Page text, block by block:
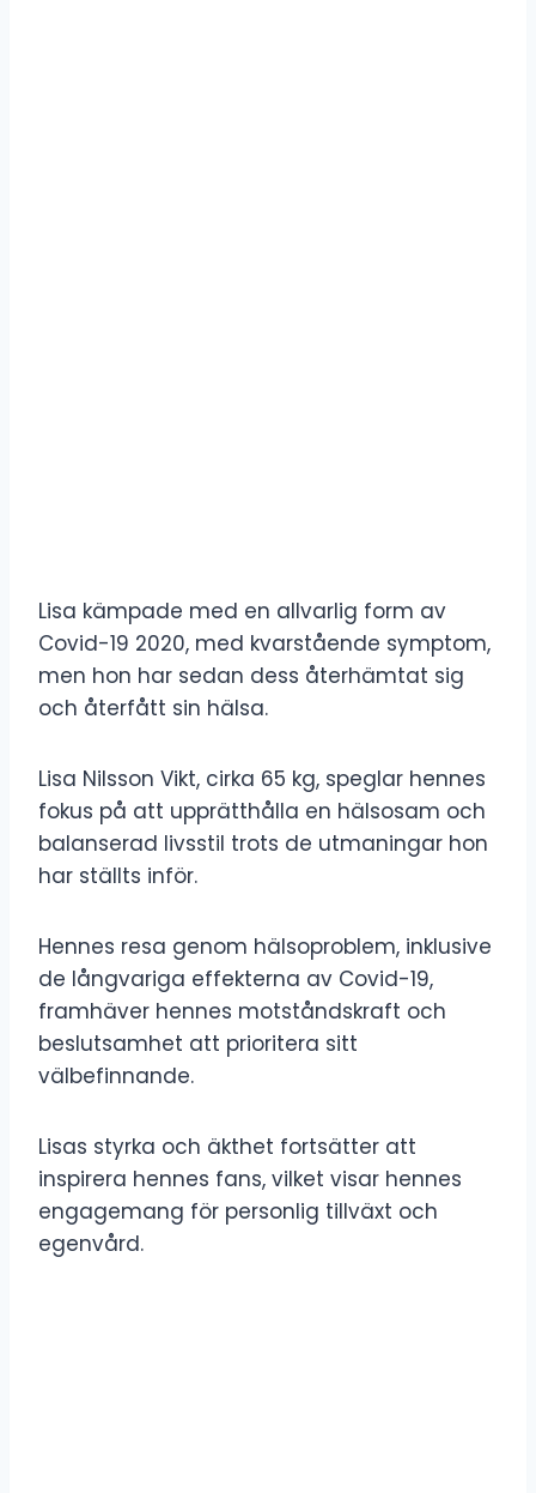
Lisa kämpade med en allvarlig form av
Covid-19 2020, med kvarstående symptom,
men hon har sedan dess återhämtat sig
och återfått sin hälsa.
Lisa Nilsson Vikt, cirka 65 kg, speglar hennes
fokus på att upprätthålla en hälsosam och
balanserad livsstil trots de utmaningar hon
har ställts inför.
Hennes resa genom hälsoproblem, inklusive
de långvariga effekterna av Covid-19,
framhäver hennes motståndskraft och
beslutsamhet att prioritera sitt
välbefinnande.
Lisas styrka och äkthet fortsätter att
inspirera hennes fans, vilket visar hennes
engagemang för personlig tillväxt och
egenvård.